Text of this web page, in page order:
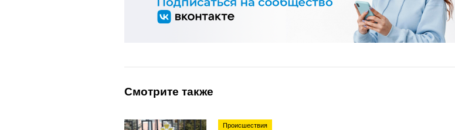
Смотрите также
Происшествия